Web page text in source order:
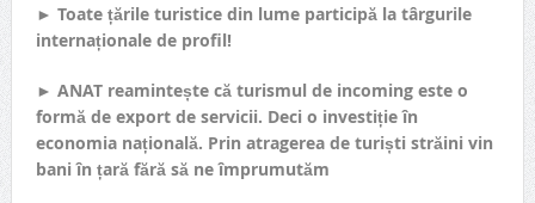
► Toate țările turistice din lume participă la târgurile
internaționale de profil!
► ANAT reamintește că turismul de incoming este o
formă de export de servicii. Deci o investiție în
economia națională. Prin atragerea de turiști străini vin
bani în țară fără să ne împrumutăm